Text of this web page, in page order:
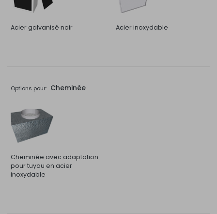
Acier galvanisé noir Acier inoxydable
Options pour: Cheminée
Cheminée avec adaptation
pour tuyau en acier
inoxydable